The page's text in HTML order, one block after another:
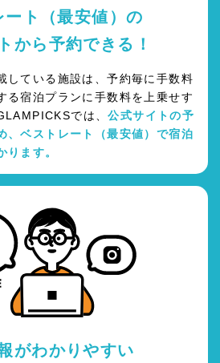
ート（最安値）の
から予約できる！
している施設は、予約毎に手数料
る宿泊プランに手数料を上乗せす
では、公式サイトの予
、ベストレート（最安値）で宿泊
ります。
がわかりやすい